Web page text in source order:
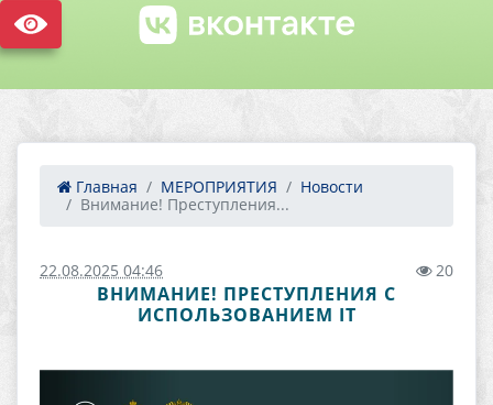
Главная МЕРОПРИЯТИЯ
Новости
Внимание! Преступления...
22.08.2025 04:46 20
ВНИМАНИЕ! ПРЕСТУПЛЕНИЯ С
ИСПОЛЬЗОВАНИЕМ IT